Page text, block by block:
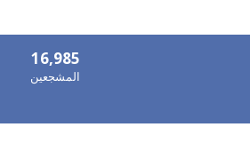
16,985
المشجعين